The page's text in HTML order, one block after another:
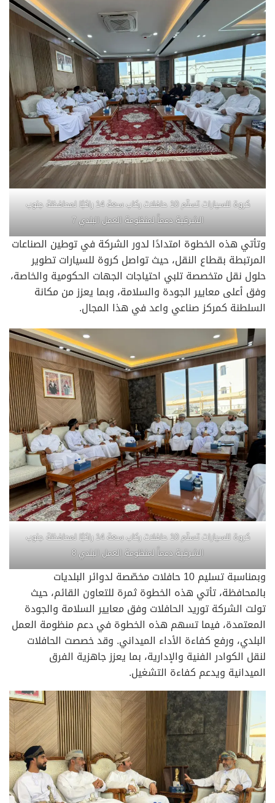
كروة للسيارات تسلّم 10 حافلات ركاب سعة 14 راكبًا لمحافظة جنوب
الشرقية دعماً لمنظومة العمل البلدي 7
وتأتي هذه الخطوة امتدادًا لدور الشركة في توطين الصناعات
المرتبطة بقطاع النقل، حيث تواصل كروة للسيارات تطوير
حلول نقل متخصصة تلبي احتياجات الجهات الحكومية والخاصة،
وفق أعلى معايير الجودة والسلامة، وبما يعزز من مكانة
السلطنة كمركز صناعي واعد في هذا المجال.
كروة للسيارات تسلّم 10 حافلات ركاب سعة 14 راكبًا لمحافظة جنوب
الشرقية دعماً لمنظومة العمل البلدي 8
وبمناسبة تسليم 10 حافلات مخصّصة لدوائر البلديات
بالمحافظة، تأتي هذه الخطوة ثمرة للتعاون القائم، حيث
تولت الشركة توريد الحافلات وفق معايير السلامة والجودة
المعتمدة، فيما تسهم هذه الخطوة في دعم منظومة العمل
البلدي، ورفع كفاءة الأداء الميداني. وقد خصصت الحافلات
لنقل الكوادر الفنية والإدارية، بما يعزز جاهزية الفرق
الميدانية ويدعم كفاءة التشغيل.